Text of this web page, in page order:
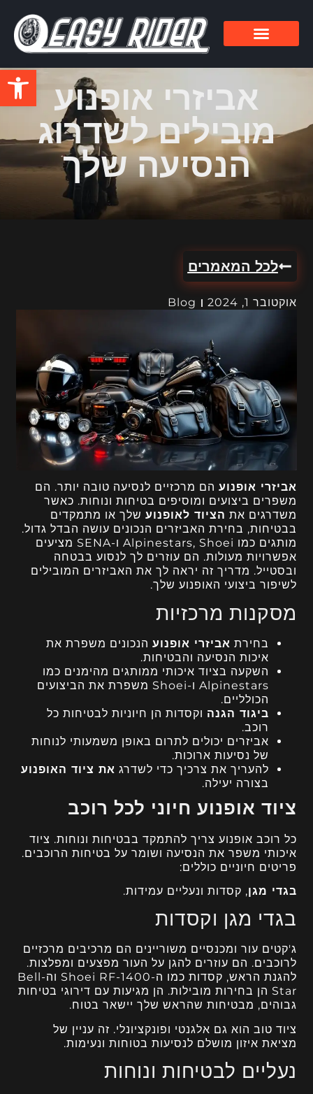
פתח אביזרי אופנוע
מובילים לשדרוג
הנסיעה שלך
לכל המאמרים
אוקטובר 1, 2024 Blog
אביזרי אופנוע הם מרכזיים לנסיעה טובה יותר. הם
משפרים ביצועים ומוסיפים בטיחות ונוחות. כאשר
משדרגים את הציוד לאופנוע שלך או מתמקדים
בבטיחות, בחירת האביזרים הנכונים עושה הבדל גדול.
מותגים כמו Alpinestars, Shoei ו-SENA מציעים
אפשרויות מעולות. הם עוזרים לך לנסוע בבטחה
ובסטייל. מדריך זה יראה לך את האביזרים המובילים
לשיפור ביצועי האופנוע שלך.
מסקנות מרכזיות
בחירת אביזרי אופנוע הנכונים משפרת את
איכות הנסיעה והבטיחות.
השקעה בציוד איכותי ממותגים מהימנים כמו
Alpinestars ו-Shoei משפרת את הביצועים
הכולליים.
ביגוד הגנה וקסדות הן חיוניות לבטיחות כל
רוכב.
אביזרים יכולים לתרום באופן משמעותי לנוחות
של נסיעות ארוכות.
להעריך את צרכיך כדי לשדרג את ציוד האופנוע
בצורה יעילה.
ציוד אופנוע חיוני לכל רוכב
כל רוכב אופנוע צריך להתמקד בבטיחות ונוחות. ציוד
איכותי משפר את הנסיעה ושומר על בטיחות הרוכבים.
פריטים חיוניים כוללים:
בגדי מגן, קסדות ונעליים עמידות.
בגדי מגן וקסדות
ג'קטים עור ומכנסיים משוריינים הם מרכיבים מרכזיים
לרוכבים. הם עוזרים להגן על העור מפצעים ומפלצות.
להגנת הראש, קסדות כמו ה-Shoei RF-1400 וה-Bell
Star הן בחירות מובילות. הן מגיעות עם דירוגי בטיחות
גבוהים, מבטיחות שהראש שלך יישאר בטוח.
ציוד טוב הוא גם אלגנטי ופונקציונלי. זה עניין של
מציאת איזון מושלם לנסיעות בטוחות ונעימות.
נעליים לבטיחות ונוחות